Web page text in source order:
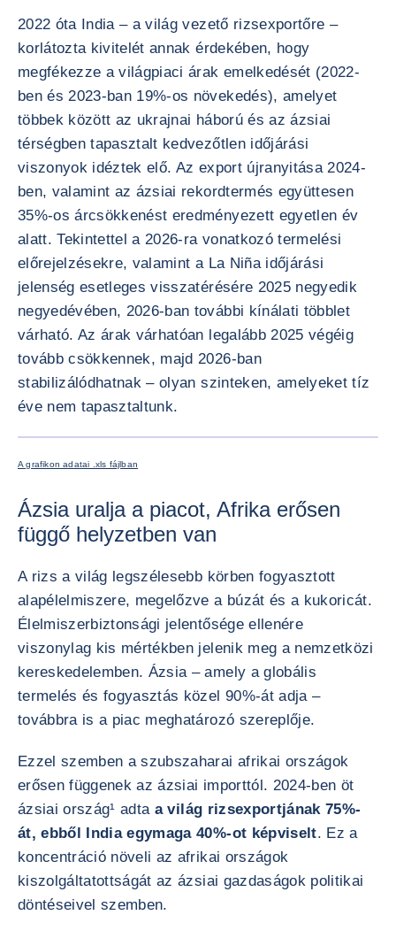
2022 óta India – a világ vezető rizsexportőre –
korlátozta kivitelét annak érdekében, hogy
megfékezze a világpiaci árak emelkedését (2022-
ben és 2023-ban 19%-os növekedés), amelyet
többek között az ukrajnai háború és az ázsiai
térségben tapasztalt kedvezőtlen időjárási
viszonyok idéztek elő. Az export újranyitása 2024-
ben, valamint az ázsiai rekordtermés együttesen
35%-os árcsökkenést eredményezett egyetlen év
alatt. Tekintettel a 2026-ra vonatkozó termelési
előrejelzésekre, valamint a La Niña időjárási
jelenség esetleges visszatérésére 2025 negyedik
negyedévében, 2026-ban további kínálati többlet
várható. Az árak várhatóan legalább 2025 végéig
tovább csökkennek, majd 2026-ban
stabilizálódhatnak – olyan szinteken, amelyeket tíz
éve nem tapasztaltunk.
A grafikon adatai .xls fájlban
Ázsia uralja a piacot, Afrika erősen
függő helyzetben van
A rizs a világ legszélesebb körben fogyasztott
alapélelmiszere, megelőzve a búzát és a kukoricát.
Élelmiszerbiztonsági jelentősége ellenére
viszonylag kis mértékben jelenik meg a nemzetközi
kereskedelemben. Ázsia – amely a globális
termelés és fogyasztás közel 90%-át adja –
továbbra is a piac meghatározó szereplője.
Ezzel szemben a szubszaharai afrikai országok
erősen függenek az ázsiai importtól. 2024-ben öt
ázsiai ország¹ adta a világ rizsexportjának 75%-
át, ebből India egymaga 40%-ot képviselt. Ez a
koncentráció növeli az afrikai országok
kiszolgáltatottságát az ázsiai gazdaságok politikai
döntéseivel szemben.